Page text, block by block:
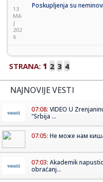
13
MA
J
202
6
Poskupljenja su
STRANA: 1 2 3 4
NAJNOVIJE VESTI
07:08: VIDEO U
"Srbija ...
07:05: Не може нам
07:03: Akademik
obraćanj...